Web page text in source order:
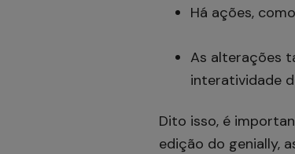
Há ações, como
As alterações
interatividade
Dito isso, é
edição do genially,